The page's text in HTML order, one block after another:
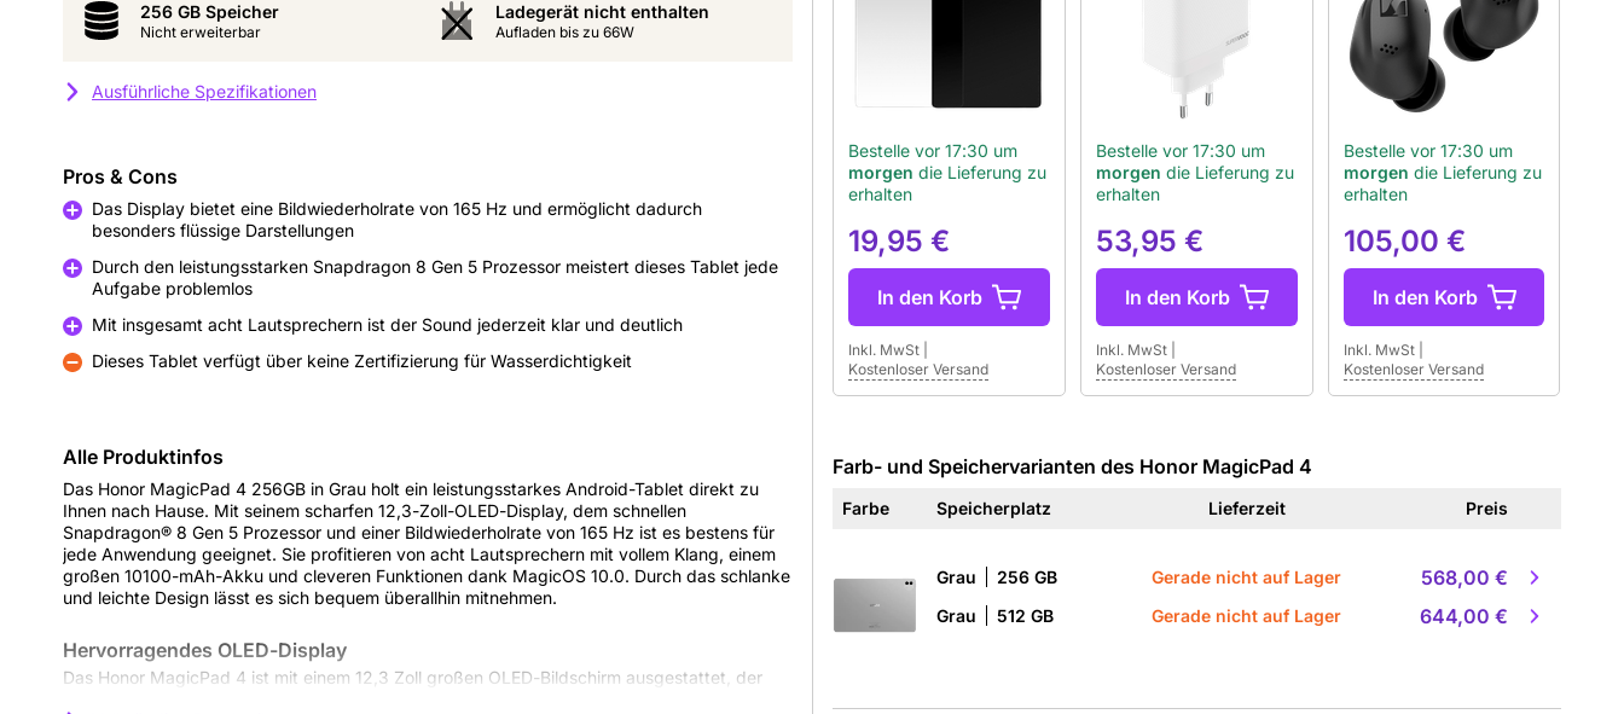
256 GB Speicher
Nicht erweiterbar
Ladegerät nicht enthalten
Aufladen bis zu 66W
Ausführliche Spezifikationen
Pros & Cons
Das Display bietet eine Bildwiederholrate von 165 Hz und ermöglicht dadurch
besonders flüssige Darstellungen
Durch den leistungsstarken Snapdragon 8 Gen 5 Prozessor meistert dieses Tablet jede
Aufgabe problemlos
Pro
Mit insgesamt acht Lautsprechern ist der Sound jederzeit klar und deutlich
Kontra
Dieses Tablet verfügt über keine Zertifizierung für Wasserdichtigkeit
Alle Produktinfos
Das Honor MagicPad 4 256GB in Grau holt ein leistungsstarkes Android-Tablet direkt zu
Ihnen nach Hause. Mit seinem scharfen 12,3-Zoll-OLED-Display, dem schnellen
Snapdragon® 8 Gen 5 Prozessor und einer Bildwiederholrate von 165 Hz ist es bestens für
jede Anwendung geeignet. Sie profitieren von acht Lautsprechern mit vollem Klang, einem
großen 10100-mAh-Akku und cleveren Funktionen dank MagicOS 10.0. Durch das schlanke
und leichte Design lässt es sich bequem überallhin mitnehmen.
Hervorragendes OLED-Display
Das Honor MagicPad 4 ist mit einem 12,3 Zoll großen OLED-Bildschirm ausgestattet, der
Bestelle vor 17:30 um
morgen die Lieferung zu
erhalten
19,95 €
In den Korb
Inkl. MwSt
Kostenloser Versand
Bestelle vor 17:30 um
morgen die Lieferung zu
erhalten
53,95 €
In den Korb
Inkl. MwSt|
Kostenloser Versand
Bestelle vor 17:30 um
morgen die Lieferung zu
erhalten
105,00 €
In den Korb
Inkl. MwSt|
Kostenloser Versand
Farb- und Speichervarianten des Honor MagicPad 4
Farbe Speicherplatz Lieferzeit Preis
Grau 256 GB Gerade nicht auf Lager 568,00 €
Grau 512 GB Gerade nicht auf Lager 644,00 €